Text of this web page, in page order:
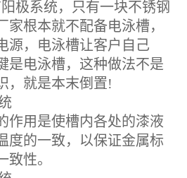
极系统，只有一块不锈钢
家根本就不配备电泳槽，
源，电泳槽让客户自己
是电泳槽，这种做法不是
，就是本末倒置!
用是使槽内各处的漆液
度的一致，以保证金属标
致性。